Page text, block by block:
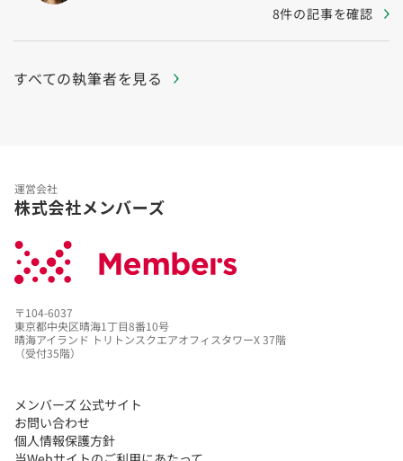
8件の記事を確認
すべての執筆者を見る
運営会社
株式会社メンバーズ
〒104-6037
東京都中央区晴海1丁目8番10号
晴海アイランド トリトンスクエアオフィスタワーX 37階
（受付35階）
メンバーズ 公式サイト
お問い合わせ
個人情報保護方針